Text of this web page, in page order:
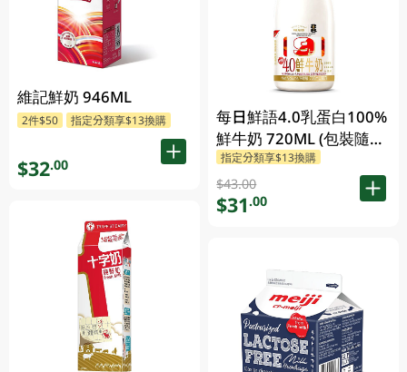
維記鮮奶 946ML
2件$50 指定分類享$13換購
$32.00
每日鮮語4.0乳蛋白100%
鮮牛奶 720ML (包裝隨機
發送)
指定分類享$13換購
$43.00
$31.00